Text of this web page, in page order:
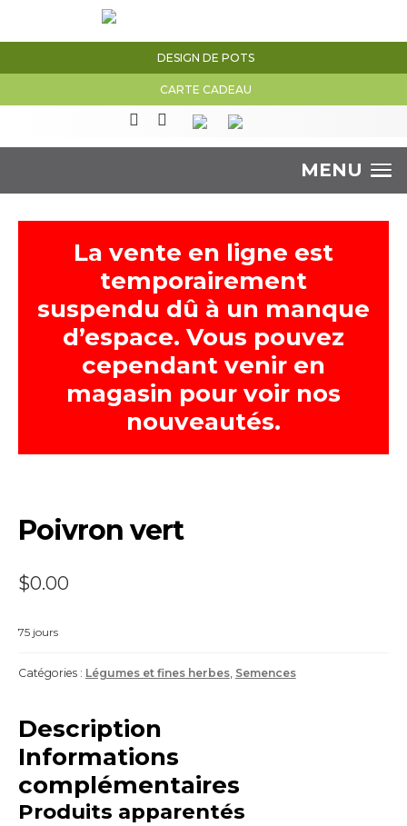
DESIGN DE POTS
CARTE CADEAU
MENU
La vente en ligne est
temporairement
suspendu dû à un manque
d’espace. Vous pouvez
cependant venir en
magasin pour voir nos
nouveautés.
Poivron vert
$0.00
75 jours
Catégories : Légumes et fines herbes, Semences
Description
Informations
complémentaires
Produits apparentés